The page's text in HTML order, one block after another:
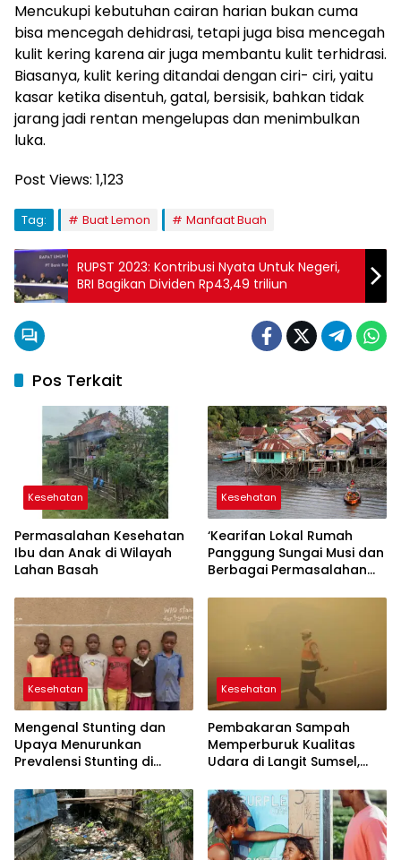
Mencukupi kebutuhan cairan harian bukan cuma
bisa mencegah dehidrasi, tetapi juga bisa mencegah
kulit kering karena air juga membantu kulit terhidrasi.
Biasanya, kulit kering ditandai dengan ciri- ciri, yaitu
kasar ketika disentuh, gatal, bersisik, bahkan tidak
jarang jadi rentan mengelupas dan menimbulkan
luka.
Post Views: 1,123
Tag: Buat Lemon Manfaat Buah
RUPST 2023: Kontribusi Nyata Untuk Negeri,
BRI Bagikan Dividen Rp43,49 triliun
Pos Terkait
Kesehatan
Permasalahan Kesehatan
Ibu dan Anak di Wilayah
Lahan Basah
Kesehatan
‘Kearifan Lokal Rumah
Panggung Sungai Musi dan
Berbagai Permasalahan
Kesehatan
Mengenal Stunting dan
Upaya Menurunkan
Prevalensi Stunting di
Kesehatan
Pembakaran Sampah
Memperburuk Kualitas
Udara di Langit Sumsel,
Sampah Tanpa
Pembakaran